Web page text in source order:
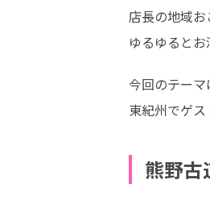
店長の地域お
ゆるゆると
今回のテー
東紀州でゲ
熊野古